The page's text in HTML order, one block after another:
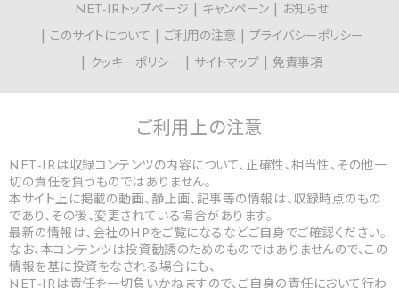
NET-IRトップページ キャンペーン
お知らせ
このサイトについて
ご利用の注意
プライバシーポリシー
クッキーポリシー
サイトマップ 免責事項
ご利用上の注意
NET-IRは収録コンテンツの内容について、正確性、相当性、その他一
切の責任を負うものではありません。
本サイト上に掲載の動画、静止画、記事等の情報は、収録時点のもの
であり、その後、変更されている場合があります。
最新の情報は、会社のHPをご覧になるなどご自身でご確認ください。
なお、本コンテンツは投資勧誘のためのものではありませんので、この
情報を基に投資をなされる場合にも、
NET-IRは責任を一切負いかねますので、ご自身の責任において行わ